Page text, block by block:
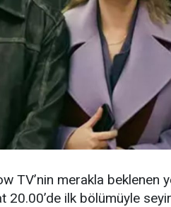
TV’nin merakla beklenen
20.00’de ilk bölümüyle